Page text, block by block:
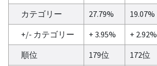
カテゴリー
27.79% 19.07%
+/- カテゴリー
+ 3.95% + 2.92%
順位
179位 172位